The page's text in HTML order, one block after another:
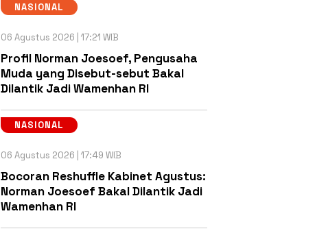
NASIONAL
06 Agustus 2026 | 17:21 WIB
Profil Norman Joesoef, Pengusaha
Muda yang Disebut-sebut Bakal
Dilantik Jadi Wamenhan RI
NASIONAL
06 Agustus 2026 | 17:49 WIB
Bocoran Reshuffle Kabinet Agustus:
Norman Joesoef Bakal Dilantik Jadi
Wamenhan RI